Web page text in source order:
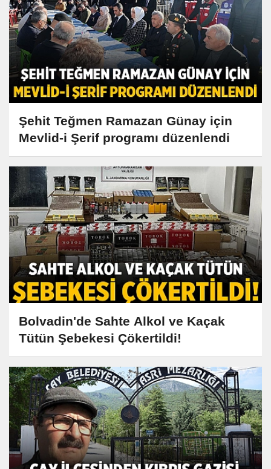
Şehit Teğmen Ramazan Günay için
Mevlid-i Şerif programı düzenlendi
Bolvadin'de Sahte Alkol ve Kaçak
Tütün Şebekesi Çökertildi!